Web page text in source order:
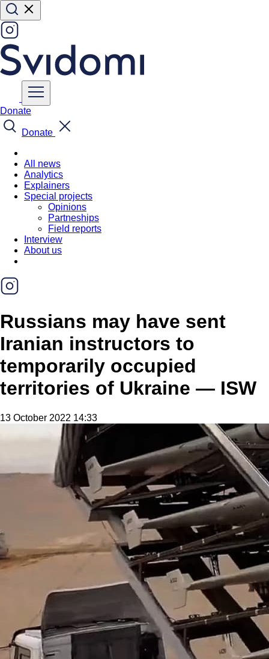
Donate
Donate
All news
Analytics
Explainers
Special projects
Opinions
Partneships
Field reports
Interview
About us
Russians may have sent
Iranian instructors to
temporarily occupied
territories of Ukraine — ISW
13 October 2022 14:33